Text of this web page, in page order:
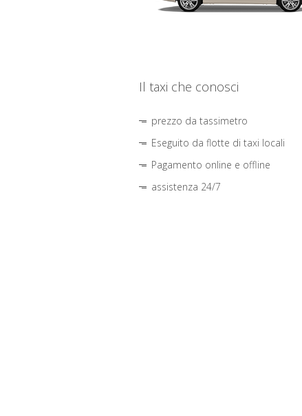
Il taxi che conosci
prezzo da tassimetro
Eseguito da flotte di taxi locali
Pagamento online e offline
assistenza 24/7